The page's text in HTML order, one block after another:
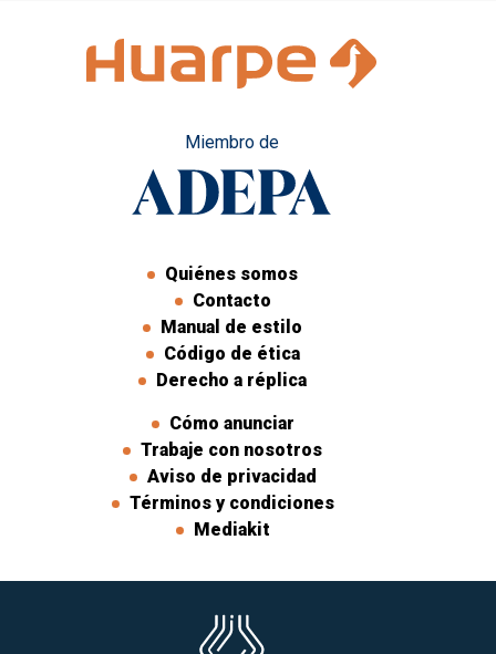
Miembro de
Quiénes somos
Contacto
Manual de estilo
Código de ética
Derecho a réplica
Cómo anunciar
Trabaje con nosotros
Aviso de privacidad
Términos y condiciones
Mediakit